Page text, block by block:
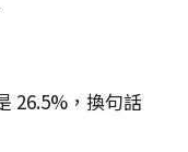
26.5%，換句話